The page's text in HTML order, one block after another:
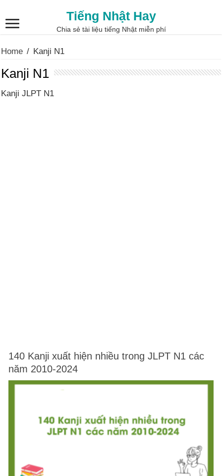
Tiếng Nhật Hay
Chia sẻ tài liệu tiếng Nhật miễn phí
Home / Kanji N1
Kanji N1
Kanji JLPT N1
140 Kanji xuất hiện nhiều trong JLPT N1 các
năm 2010-2024